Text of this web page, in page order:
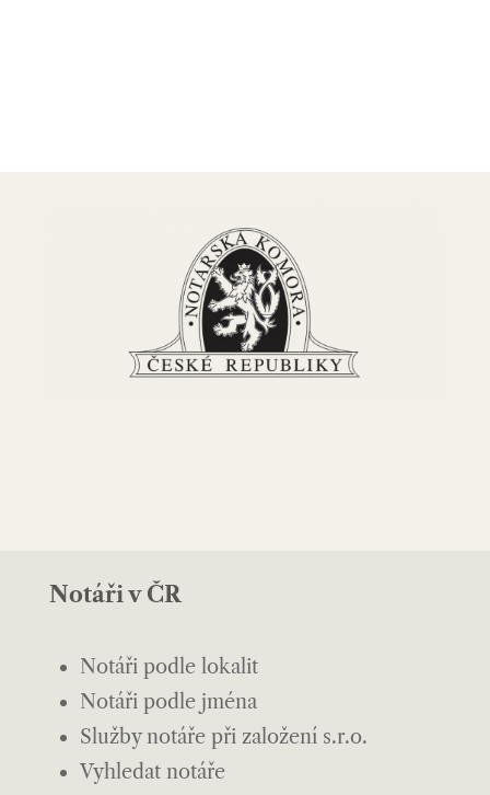
Notáři v ČR
Notáři podle lokalit
Notáři podle jména
Služby notáře při založení s.r.o.
Vyhledat notáře